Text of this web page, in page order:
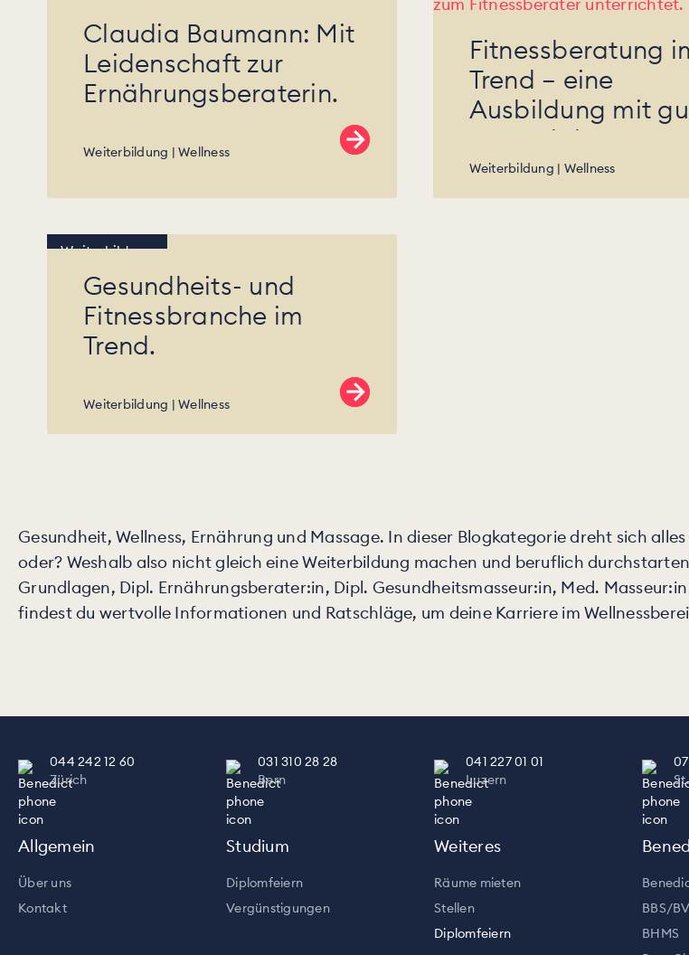
Claudia Baumann: Mit
Leidenschaft zur
Ernährungsberaterin.
Weiterbildung Wellness
Fitnessberatung
Trend – eine
Ausbildung mit
Perspektiven.
Weiterbildung Wellness
Weiterbildung
Gesundheits- und
Fitnessbranche im
Trend.
Weiterbildung Wellness
Gesundheit, Wellness, Ernährung und Massage. In dieser Blogkategorie dreht sich
oder? Weshalb also nicht gleich eine Weiterbildung machen und beruflich
Grundlagen, Dipl. Ernährungsberater:in, Dipl. Gesundheitsmasseur:in, Med.
findest du wertvolle Informationen und Ratschläge, um deine Karriere im
044 242 12 60
Zürich
031 310 28 28
Bern
041 227 01 01
Luzern
Allgemein
Über uns
Kontakt
Studium
Diplomfeiern
Vergünstigungen
Weiteres
Räume mieten
Stellen
Diplomfeiern
BBS/
BHMS